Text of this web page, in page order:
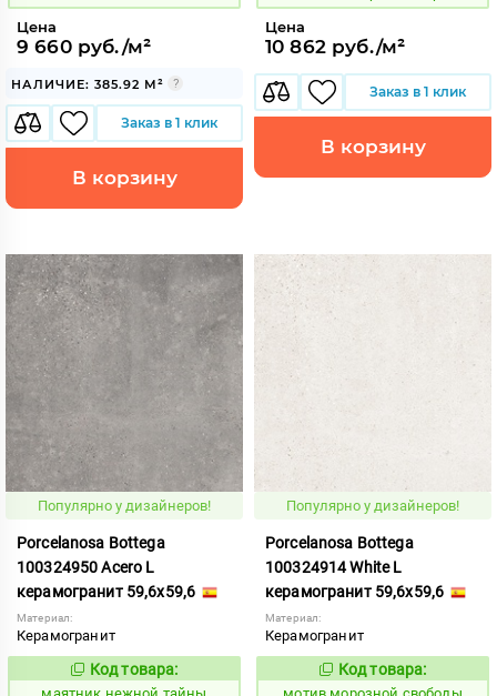
Цена
9 660 руб./м²
НАЛИЧИЕ: 385.92 М²
Заказ в 1 клик
В корзину
Цена
10 862 руб./м²
Заказ в 1 клик
В корзину
Популярно у дизайнеров!
Porcelanosa Bottega
100324950 Acero L
керамогранит 59,6x59,6
Материал:
Керамогранит
929976
Код товара:
Популярно у дизайнеров!
Porcelanosa Bottega
100324914 White L
керамогранит 59,6x59,6
Материал:
Керамогранит
1038710
Код товара: